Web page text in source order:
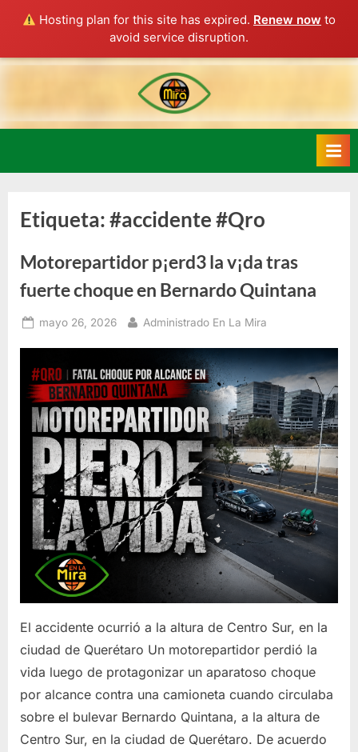
Hosting plan for this site has expired. Renew now to
avoid service disruption.
Skip
content
Etiqueta:#accidente #Qro
Motorepartidor p¡erd3 la v¡da tras
fuerte choque en Bernardo Quintana
Posted
mayo 26, 2026 By
Administrado En La Mira
El accidente ocurrió a la altura de Centro Sur, en la
ciudad de Querétaro Un motorepartidor perdió la
vida luego de protagonizar un aparatoso choque
por alcance contra una camioneta cuando circulaba
sobre el bulevar Bernardo Quintana, a la altura de
Centro Sur, en la ciudad de Querétaro. De acuerdo